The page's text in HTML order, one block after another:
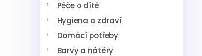
Péče o dítě
Hygiena a zdraví
Domácí potřeby
Barvy a nátěry